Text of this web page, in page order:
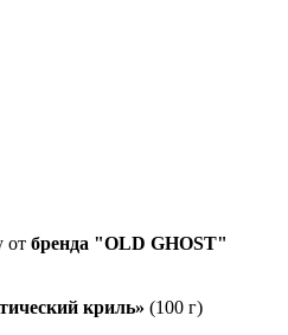
от бренда "OLD GHOST"
криль» (100 г)